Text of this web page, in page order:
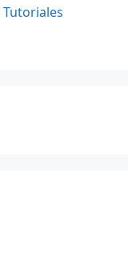
Tutoriales